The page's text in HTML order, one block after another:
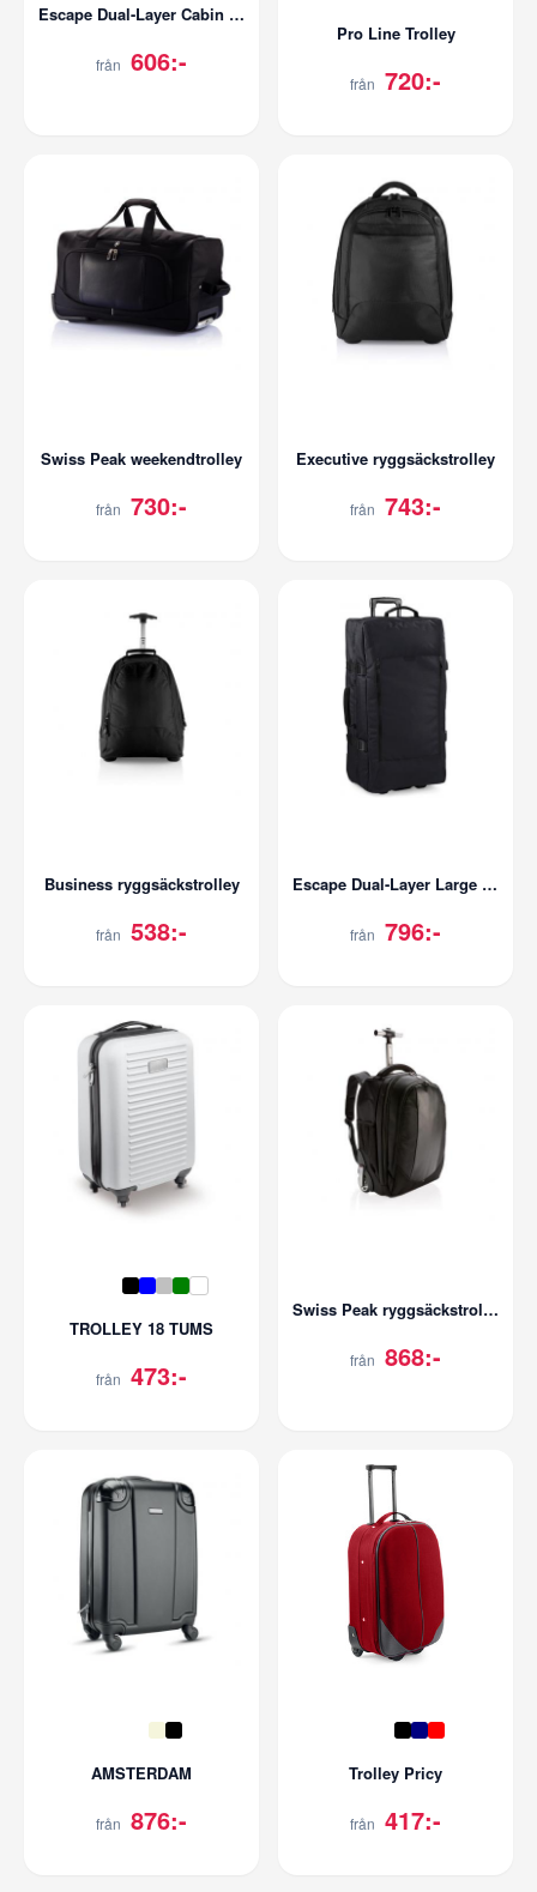
Escape Dual-Layer Cabin Wheelie
från 606:-
Pro Line Trolley
från 720:-
Swiss Peak weekendtrolley
från 730:-
Executive ryggsäckstrolley
från 743:-
Business ryggsäckstrolley
från 538:-
Escape Dual-Layer Large Wheelie
från 796:-
TROLLEY 18 TUMS
från 473:-
Swiss Peak ryggsäckstrolley
från 868:-
AMSTERDAM
från 876:-
Trolley Pricy
från 417:-